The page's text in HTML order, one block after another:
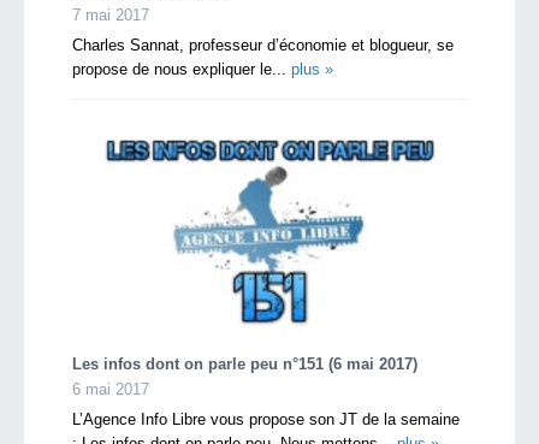
7 mai 2017
Charles Sannat, professeur d’économie et blogueur, se
propose de nous expliquer le... plus »
Les infos dont on parle peu n°151 (6 mai 2017)
6 mai 2017
L’Agence Info Libre vous propose son JT de la semaine